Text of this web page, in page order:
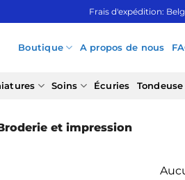
Frais d'expédition:
Boutique A propos de nous
Soins Écuries
et impression